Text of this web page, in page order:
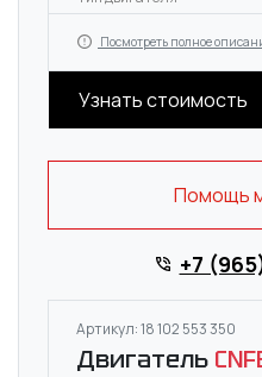
Посмотреть полное
Узнать стоимость
Помощь
+7
Артикул: 18 102 553 350
Двигатель